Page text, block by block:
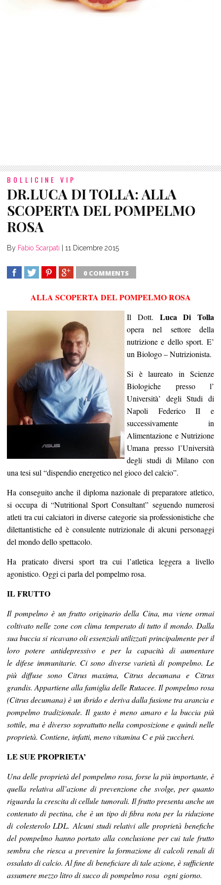
BOLLICINE VIP
DR.LUCA DI TOLLA: ALLA
SCOPERTA DEL POMPELMO
ROSA
By Fabio Scarpati 11 Dicembre 2015
0 COMMENTS
ALLA SCOPERTA DEL POMPELMO ROSA
Il Dott. Luca Di Tolla
opera nel settore della
nutrizione e dello sport. E’
un Biologo – Nutrizionista.
Si è laureato in Scienze
Biologiche presso l’
Università’ degli Studi di
Napoli Federico II e
successivamente in
Alimentazione e Nutrizione
Umana presso l’Università
degli studi di Milano con
una tesi sul “dispendio energetico nel gioco del calcio”.
Ha conseguito anche il diploma nazionale di preparatore atletico,
si occupa di “Nutritional Sport Consultant” seguendo numerosi
atleti tra cui calciatori in diverse categorie sia professionistiche che
dilettantistiche ed è consulente nutrizionale di alcuni personaggi
del mondo dello spettacolo.
Ha praticato diversi sport tra cui l’atletica leggera a livello
agonistico. Oggi ci parla del pompelmo rosa.
IL FRUTTO
Il pompelmo è un frutto originario della Cina, ma viene ormai
coltivato nelle zone con clima temperato di tutto il mondo. Dalla
sua buccia si ricavano oli essenziali utilizzati principalmente per il
loro potere antidepressivo e per la capacità di aumentare
le difese immunitarie. Ci sono diverse varietà di pompelmo. Le
più diffuse sono Citrus maxima, Citrus decumana e Citrus
grandis. Appartiene alla famiglia delle Rutacee. Il pompelmo rosa
(Citrus decumana) è un ibrido e deriva dalla fusione tra arancia e
pompelmo tradizionale. Il gusto è meno amaro e la buccia più
sottile, ma è diverso soprattutto nella composizione e quindi nelle
proprietà. Contiene, infatti, meno vitamina C e più zuccheri.
LE SUE PROPRIETA’
Una delle proprietà del pompelmo rosa, forse la più importante, è
quella relativa all’azione di prevenzione che svolge, per quanto
riguarda la crescita di cellule tumorali. Il frutto presenta anche un
contenuto di pectina, che è un tipo di fibra nota per la riduzione
di colesterolo LDL. Alcuni studi relativi alle proprietà benefiche
del pompelmo hanno portato alla conclusione per cui tale frutto
sembra che riesca a prevenire la formazione di calcoli renali di
ossalato di calcio. Al fine di beneficiare di tale azione, è sufficiente
assumere mezzo litro di succo di pompelmo rosa ogni giorno.